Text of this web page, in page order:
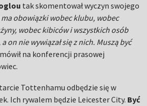
tak skomentował wyczyn swojego
ma obowiązki wobec klubu, wobec
wobec kibiców i wszystkich osób
on nie wywiązał się z nich. Muszą być
na konferencji prasowej
Tottenhamu odbędzie się w
Ich rywalem będzie Leicester City. Być